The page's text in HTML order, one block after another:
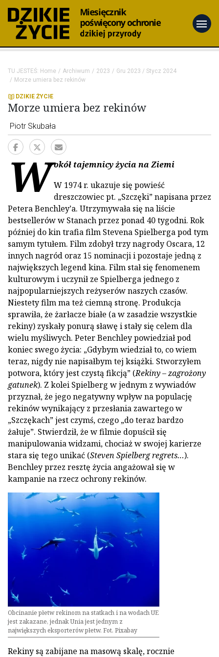
menu
TU JESTEŚ: Home Archiwum 2023
Gru 2023 / Stycz 2024
Morze umiera bez rekinów
DZIKIE ŻYCIE
Morze umiera bez rekinów
Piotr Skubała
Wokół tajemnicy życia na Ziemi
W 1974 r. ukazuje się powieść
dreszczowiec pt. „Szczęki” napisana przez
Petera Benchley’a. Utrzymywała się na liście
bestsellerów w Stanach przez ponad 40 tygodni. Rok
później do kin trafia film Stevena Spielberga pod tym
samym tytułem. Film zdobył trzy nagrody Oscara, 12
innych nagród oraz 15 nominacji i pozostaje jedną z
największych legend kina. Film stał się fenomenem
kulturowym i uczynił ze Spielberga jednego z
najpopularniejszych reżyserów naszych czasów.
Niestety film ma też ciemną stronę. Produkcja
sprawiła, że żarłacze białe (a w zasadzie wszystkie
rekiny) zyskały ponurą sławę i stały się celem dla
wielu myśliwych. Peter Benchley powiedział pod
koniec swego życia: „Gdybym wiedział to, co wiem
teraz, nigdy nie napisałbym tej książki. Stworzyłem
potwora, który jest czystą fikcją” (Rekiny – zagrożony
gatunek). Z kolei Spielberg w jednym z wywiadów
przyznał, że jego negatywny wpływ na populację
rekinów wynikający z przesłania zawartego w
„Szczękach” jest czymś, czego „do teraz bardzo
żałuje”. Stwierdził, że w filmie dopuścił się
manipulowania widzami, chociaż w swojej karierze
stara się tego unikać (Steven Spielberg regrets…).
Benchley przez resztę życia angażował się w
kampanie na rzecz ochrony rekinów.
Obcinanie płetw rekinom na statkach i na wodach UE
jest zakazane, jednak Unia jest jednym z
największych eksporterów płetw. Fot. Pixabay
Rekiny są zabijane na masową skalę, rocznie